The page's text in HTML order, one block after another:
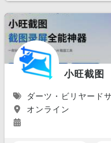
小旺截图
ダーツ・ビリヤード
オンライン